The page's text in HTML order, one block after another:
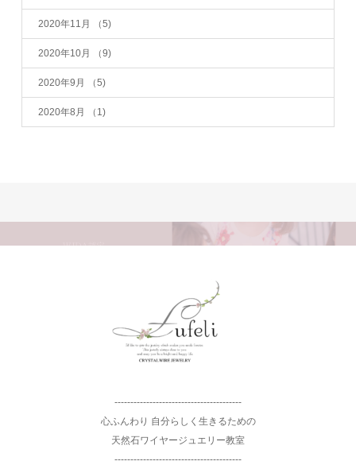
2020年11月 （5)
2020年10月 （9)
2020年9月 （5)
2020年8月 （1)
----------------------------------------
心ふんわり 自分らしく生きるための
天然石ワイヤージュエリー教室